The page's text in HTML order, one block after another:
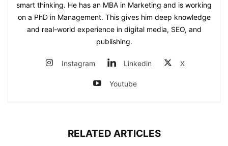
smart thinking. He has an MBA in Marketing and is working
on a PhD in Management. This gives him deep knowledge
and real-world experience in digital media, SEO, and
publishing.
Instagram Linkedin X
Youtube
RELATED ARTICLES